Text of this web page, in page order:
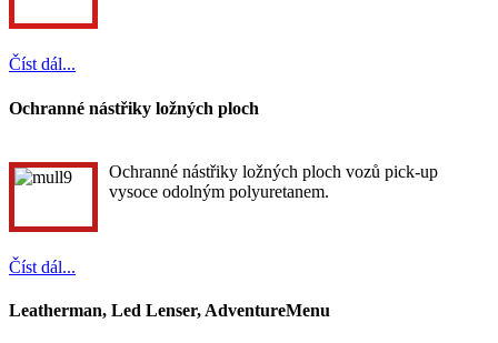
Číst dál...
Ochranné nástřiky ložných ploch
Ochranné nástřiky ložných ploch vozů pick-up
vysoce odolným polyuretanem.
Číst dál...
Leatherman, Led Lenser, AdventureMenu